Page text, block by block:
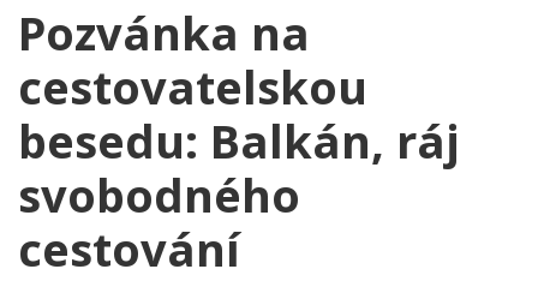
Pozvánka na
cestovatelskou
besedu: Balkán, ráj
svobodného
cestování